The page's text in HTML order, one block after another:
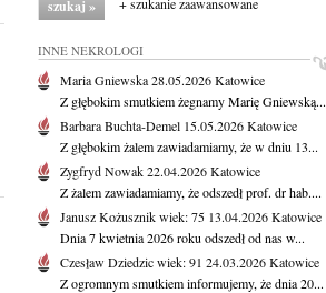
INNE NEKROLOGI
Maria Gniewska28.05.2026Katowice
Z głębokim smutkiem żegnamy Marię Gniewską...
Barbara Buchta-Demel 15.05.2026Katowice
Z głębokim żalem zawiadamiamy, że w dniu 13...
Zygfryd Nowak22.04.2026Katowice
Z żalem zawiadamiamy, że odszedł prof. dr hab....
Janusz Kożusznikwiek: 75 13.04.2026Katowice
Dnia 7 kwietnia 2026 roku odszedł od nas w...
Czesław Dziedzicwiek: 91 24.03.2026Katowice
Z ogromnym smutkiem informujemy, że dnia 20...